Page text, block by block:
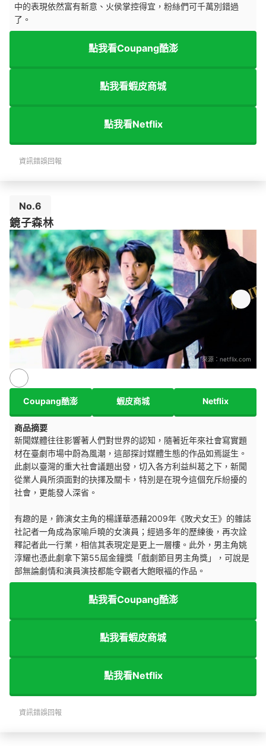
中的表現依然富有新意、火侯掌控得宜，粉絲們可千萬別錯過
了。
點我看Coupang酷澎
點我看蝦皮商城
點我看Netflix
資訊錯誤回報
No.6
鏡子森林
來源： netflix.com
Coupang酷澎 蝦皮商城 Netflix
商品摘要
新聞媒體往往影響著人們對世界的認知，隨著近年來社會寫實題
材在臺劇市場中蔚為風潮，這部探討媒體生態的作品如焉誕生。
此劇以臺灣的重大社會議題出發，切入各方利益糾葛之下，新聞
從業人員所須面對的抉擇及關卡，特別是在現今這個充斥紛擾的
社會，更能發人深省。
有趣的是，飾演女主角的楊謹華憑藉2009年《敗犬女王》的雜誌
社記者一角成為家喻戶曉的女演員；經過多年的歷練後，再次詮
釋記者此一行業，相信其表現定是更上一層樓。此外，男主角姚
淳耀也憑此劇拿下第55屆金鐘獎「戲劇節目男主角獎」，可說是
部無論劇情和演員演技都能令觀者大飽眼褔的作品。
點我看Coupang酷澎
點我看蝦皮商城
點我看Netflix
資訊錯誤回報